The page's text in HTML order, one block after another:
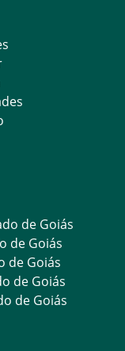
de Goiás
de Goiás
de Goiás
de Goiás
de Goiás